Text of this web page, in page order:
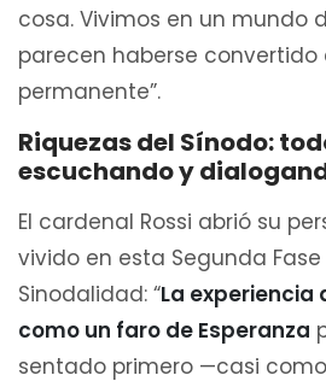
cosa. Vivimos en un mundo
parecen haberse
permanente”.
Riquezas del Sínodo:
escuchando y
El cardenal Rossi abrió su
vivido en esta Segunda
Sinodalidad: “La experiencia
como un faro de Esperanza
sentado primero —casi